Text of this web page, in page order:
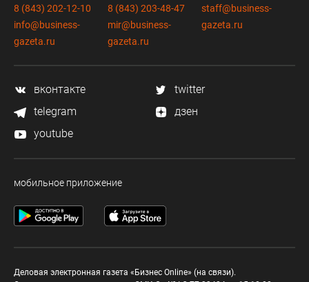
8 (843) 202-12-10
info@business-
gazeta.ru
8 (843) 203-48-47
mir@business-
gazeta.ru
staff@business-
gazeta.ru
вконтакте
twitter
telegram
дзен
youtube
мобильное приложение
Деловая электронная газета «Бизнес Online» (на связи).